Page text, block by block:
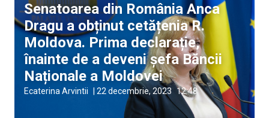
Senatoarea din România Anca
Dragu a obținut cetățenia R.
Moldova. Prima declarație,
înainte de a deveni șefa Băncii
Naționale a Moldovei
Ecaterina Arvintii 22 decembrie, 2023 12:48